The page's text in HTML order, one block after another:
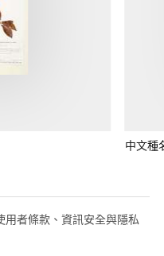
中文種
用者條款、資訊安全與隱私